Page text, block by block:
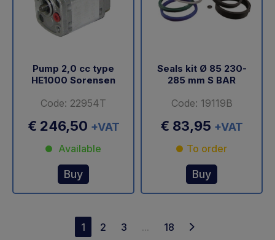
Pump 2,0 cc type
HE1000 Sorensen
Code: 22954T
€ 246,50 +VAT
Available
Buy
Seals kit Ø 85 230-
285 mm S BAR
Code: 19119B
€ 83,95 +VAT
To order
Buy
1 2 3 ... 18